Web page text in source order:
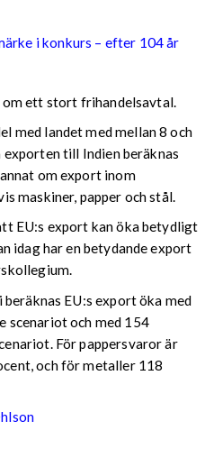
i konkurs – efter 104 år
om ett stort frihandelsavtal.
med landet med mellan 8 och
till Indien beräknas
om export inom
maskiner, papper och stål.
EU:s export kan öka betydligt
idag har en betydande export
EU:s export öka med
scenariot och med 154
För pappersvaror är
och för metaller 118